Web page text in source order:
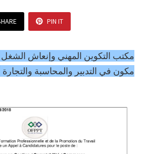
PIN IT
مكون في التدبير والمحاسبة والتجارة أجل 19